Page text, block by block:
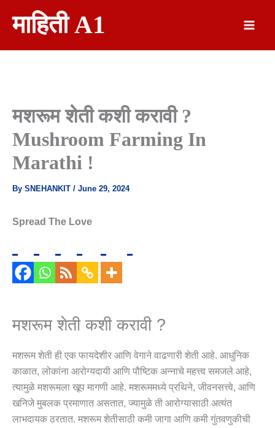
माहिती A1
मशरूम शेती कशी करावी ?
Mushroom Farming In
Marathi !
By SNEHANKIT / June 29, 2024
Spread The Love
मशरूम शेती कशी करावी ?
मशरूम शेती ही एक फायदेशीर आणि वेगाने वाढणारी शेती आहे. आधुनिक
काळात, लोकांना आरोग्यदायी आणि पौष्टिक अन्नाचे महत्त्व समजले आहे,
त्यामुळे मशरूमला खूप मागणी आहे. मशरूममध्ये प्रथिने, जीवनसत्त्वे, आणि
खनिजे मुबलक प्रमाणात असतात, ज्यामुळे ती आरोग्यासाठी अत्यंत
लाभदायक ठरतात. मशरूम शेतीसाठी कमी जागा आणि कमी गुंतवणुकीची